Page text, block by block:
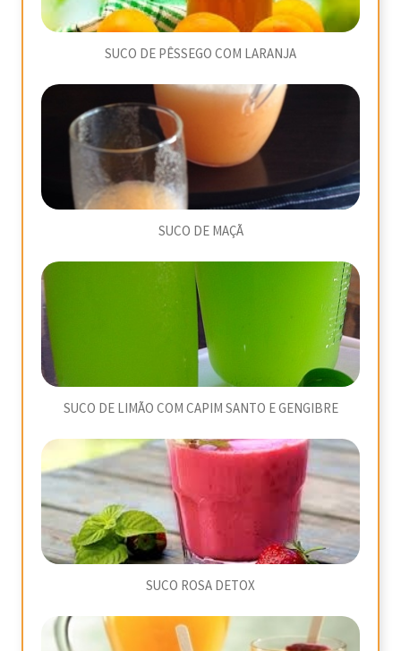
SUCO DE PÊSSEGO COM LARANJA
SUCO DE MAÇÃ
SUCO DE LIMÃO COM CAPIM SANTO E GENGIBRE
SUCO ROSA DETOX